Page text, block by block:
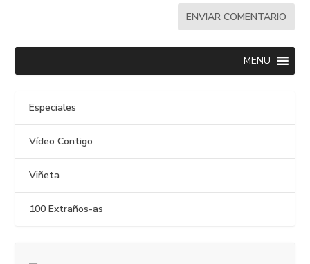
MENU
Especiales
Vídeo Contigo
Viñeta
100 Extraños-as